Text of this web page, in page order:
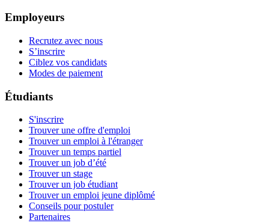
Employeurs
Recrutez avec nous
S’inscrire
Ciblez vos candidats
Modes de paiement
Étudiants
S'inscrire
Trouver une offre d'emploi
Trouver un emploi à l'étranger
Trouver un temps partiel
Trouver un job d’été
Trouver un stage
Trouver un job étudiant
Trouver un emploi jeune diplômé
Conseils pour postuler
Partenaires